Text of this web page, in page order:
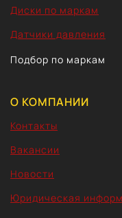
Диски по маркам
Датчики давления
Подбор по маркам
О КОМПАНИИ
Контакты
Вакансии
Новости
Юридическая